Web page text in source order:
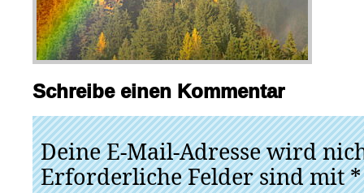
Schreibe einen Kommentar
Deine E-Mail-Adresse wird
Erforderliche Felder sind mit*